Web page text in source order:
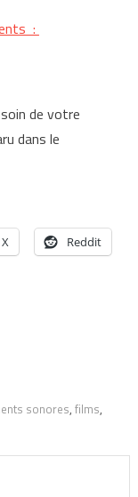
:
de votre
dans le
X Reddit
sonores, films,